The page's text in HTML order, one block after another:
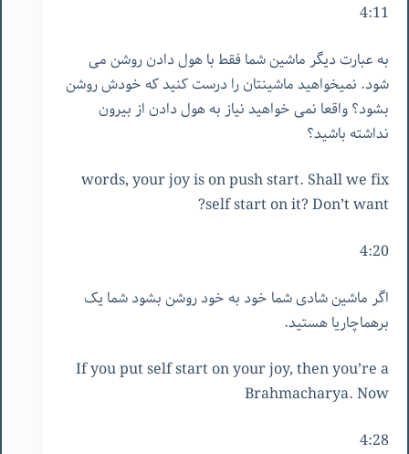
4:11
به عبارت دیگر ماشین شما فقط با هول دادن روشن می
شود. نمیخواهید ماشینتان را درست کنید که خودش روشن
بشود؟ واقعا نمی خواهید نیاز به هول دادن از بیرون
نداشته باشید؟
words, your joy is on push start. Shall we fix
self start on it? Don’t want?
4:20
اگر ماشین شادی شما خود به خود روشن بشود شما یک
برهماچاریا هستید.
If you put self start on your joy, then you’re a
Brahmacharya. Now
4:28